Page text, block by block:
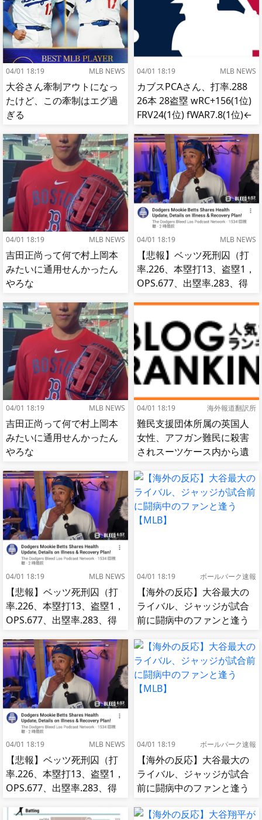
04/01 18:19 MLB NEWS
大谷さん牽制アウトになっ
たけど、この牽制はエグ過
ぎる
04/01 18:19 MLB NEWS
カブスPCAさん、打率.288
26本 28盗塁 wRC+156(1位)
FRV24(1位) fWAR7.8(1位)←
04/01 18:19 MLB NEWS
吉田正尚って何で村上岡本
みたいに通用せんかったん
やろな
04/01 18:19 MLB NEWS
【悲報】ベッツ死刑囚（打
率.226、本塁打13、盗塁1，
OPS.677、出塁率.283、得
04/01 18:19 MLB NEWS
吉田正尚って何で村上岡本
みたいに通用せんかったん
やろな
04/01 18:19 海外報道翻訳所
難民支援団体所属の英国人
女性、アフガン難民に殺害
されスーツケース内から遺
応]
04/01 18:19 MLB NEWS
【悲報】ベッツ死刑囚（打
率.226、本塁打13、盗塁1，
OPS.677、出塁率.283、得
04/01 18:19 ボールパーク速報
【海外の反応】大谷最大の
ライバル、ジャッジが試合
前に闘病中のファンと逢う
04/01 18:19 MLB NEWS
【悲報】ベッツ死刑囚（打
率.226、本塁打13、盗塁1，
OPS.677、出塁率.283、得
04/01 18:19 ボールパーク速報
【海外の反応】大谷最大の
ライバル、ジャッジが試合
前に闘病中のファンと逢う